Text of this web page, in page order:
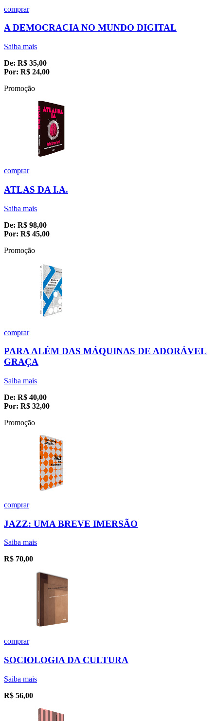
comprar
A DEMOCRACIA NO MUNDO DIGITAL
Saiba mais
De: R$ 35,00
Por: R$ 24,00
Promoção
comprar
ATLAS DA I.A.
Saiba mais
De: R$ 98,00
Por: R$ 45,00
Promoção
comprar
PARA ALÉM DAS MÁQUINAS DE ADORÁVEL
GRAÇA
Saiba mais
De: R$ 40,00
Por: R$ 32,00
Promoção
comprar
JAZZ: UMA BREVE IMERSÃO
Saiba mais
R$ 70,00
comprar
SOCIOLOGIA DA CULTURA
Saiba mais
R$ 56,00